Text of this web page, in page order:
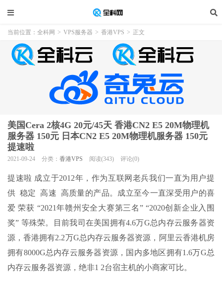
当前位置： 全科网 > VPS服务器 > 香港VPS > 正文
美国Cera 2核4G 20元/45天 香港CN2 E5 20M物理机
服务器 150元 日本CN2 E5 20M物理机服务器 150元
提速啦
2021-09-24 分类： 香港VPS 阅读(343) 评论(0)
提速啦 成立于2012年，作为互联网老兵我们一直为用户提
供 稳定 高速 高质量的产品。成立至今一直深受用户的喜
爱 荣获 “2021年赣州安全大赛第三名” “2020创新企业入围
奖” 等殊荣。目前我司在美国拥有4.6万G总内存云服务器资
源，香港拥有2.2万G总内存云服务器资源，阿里云香港机房
拥有8000G总内存云服务器资源，国内多地区拥有1.6万G总
内存云服务器资源，绝非1 2台宿主机的小商家可比。